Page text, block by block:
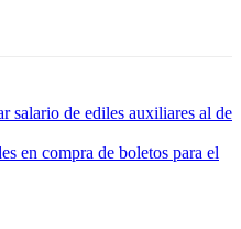
salario de ediles auxiliares al de
en compra de boletos para el